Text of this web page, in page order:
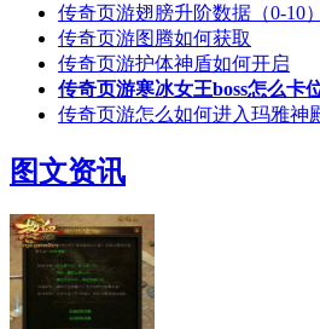
传奇页游翅膀升阶数据（0-10
传奇页游图腾如何获取
传奇页游护体神盾如何开启
传奇页游寒冰女王boss怎么卡
传奇页游怎么如何进入玛雅神
图文资讯